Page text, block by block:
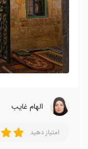
الهام غایب
امتیاز دهید